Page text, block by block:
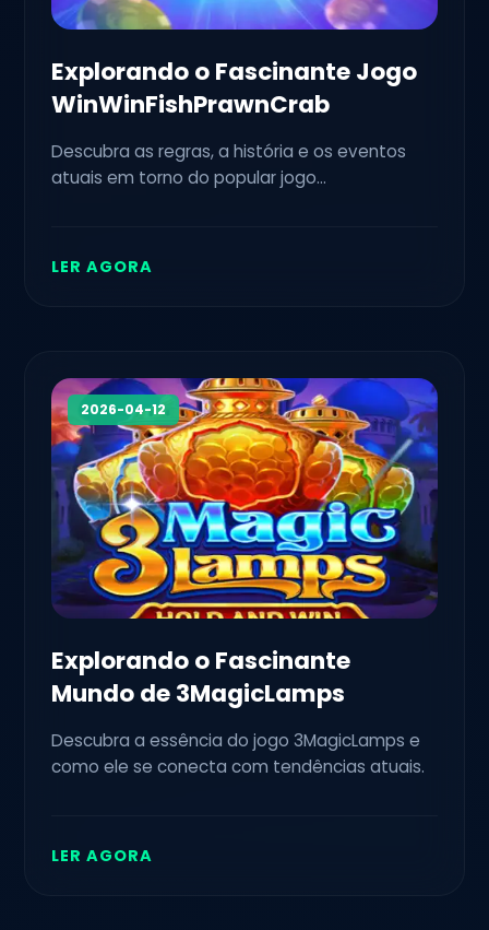
Explorando o Fascinante Jogo
WinWinFishPrawnCrab
Descubra as regras, a história e os eventos
atuais em torno do popular jogo
LER AGORA
2026-04-12
Explorando o Fascinante
Mundo de 3MagicLamps
Descubra a essência do jogo 3MagicLamps e
como ele se conecta com tendências atuais.
LER AGORA